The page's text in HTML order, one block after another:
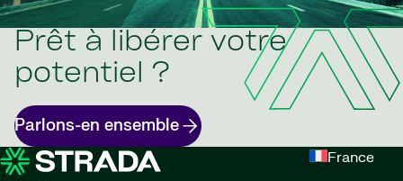
Prêt à libérer votre
potentiel ?
Parlons-en ensemble
France